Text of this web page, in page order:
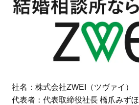
社名：株式会社ZWEI（ツヴァイ）
代表者：代表取締役社長 橋爪みずほ